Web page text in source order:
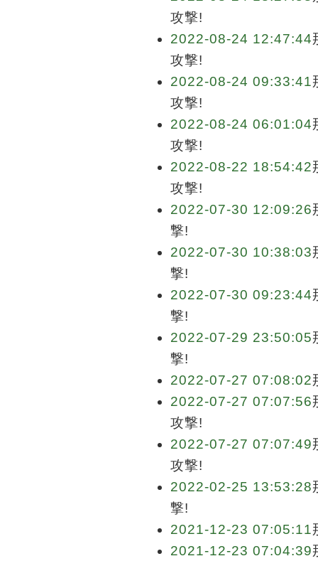
攻撃!
2022-08-24 12:47:44
攻撃!
2022-08-24 09:33:41
攻撃!
2022-08-24 06:01:04
攻撃!
2022-08-22 18:54:42
攻撃!
2022-07-30 12:09:26
撃!
2022-07-30 10:38:03
撃!
2022-07-30 09:23:44
撃!
2022-07-29 23:50:05
撃!
2022-07-27 07:08:02
2022-07-27 07:07:56
攻撃!
2022-07-27 07:07:49
攻撃!
2022-02-25 13:53:28
撃!
2021-12-23 07:05:11
2021-12-23 07:04:39